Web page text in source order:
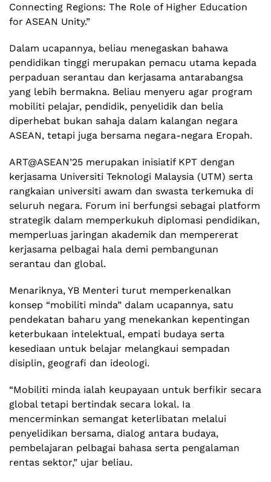
Connecting Regions: The Role of Higher Education
for ASEAN Unity.”
Dalam ucapannya, beliau menegaskan bahawa
pendidikan tinggi merupakan pemacu utama kepada
perpaduan serantau dan kerjasama antarabangsa
yang lebih bermakna. Beliau menyeru agar program
mobiliti pelajar, pendidik, penyelidik dan belia
diperhebat bukan sahaja dalam kalangan negara
ASEAN, tetapi juga bersama negara-negara Eropah.
ART@ASEAN’25 merupakan inisiatif KPT dengan
kerjasama Universiti Teknologi Malaysia (UTM) serta
rangkaian universiti awam dan swasta terkemuka di
seluruh negara. Forum ini berfungsi sebagai platform
strategik dalam memperkukuh diplomasi pendidikan,
memperluas jaringan akademik dan mempererat
kerjasama pelbagai hala demi pembangunan
serantau dan global.
Menariknya, YB Menteri turut memperkenalkan
konsep “mobiliti minda” dalam ucapannya, satu
pendekatan baharu yang menekankan kepentingan
keterbukaan intelektual, empati budaya serta
kesediaan untuk belajar melangkaui sempadan
disiplin, geografi dan ideologi.
“Mobiliti minda ialah keupayaan untuk berfikir secara
global tetapi bertindak secara lokal. Ia
mencerminkan semangat keterlibatan melalui
penyelidikan bersama, dialog antara budaya,
pembelajaran pelbagai bahasa serta pengalaman
rentas sektor,” ujar beliau.